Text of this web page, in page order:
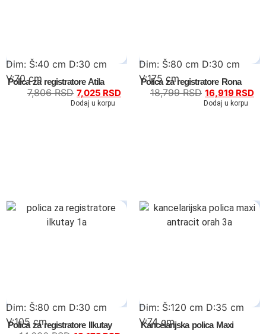
Dim: Š:40 cm D:30 cm
V:70 cm
Polica za registratore Atila
7,806RSD 7,025 RSD
Dodaj u korpu
Dim: Š:80 cm D:30 cm
V:175 cm
Polica za registratore Rona
18,799RSD 16,919 RSD
Dodaj u korpu
Dim: Š:80 cm D:30 cm
V:105 cm
Polica za registratore Ilkutay
Dim: Š:120 cm D:35 cm
V:74 cm
Kancelarijska polica Maxi